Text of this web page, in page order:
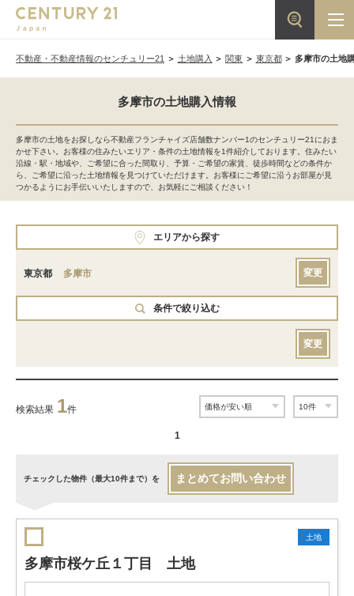
不動産・不動産情報のセンチュリー21 土地購入 関東 東京都 多摩市の土地
多摩市の土地購入情報
多摩市の土地をお探しなら不動産フランチャイズ店舗数ナンバー1のセンチュリー21におま
かせ下さい。お客様の住みたいエリア・条件の土地情報を1件紹介しております。住みたい
沿線・駅・地域や、ご希望に合った間取り、予算・ご希望の家賃、徒歩時間などの条件か
ら、ご希望に沿った土地情報を見つけていただけます。お客様にご希望に沿うお部屋が見
つかるようにお手伝いいたしますので、お気軽にご相談ください！
エリアから探す
東京都 多摩市 変更
条件で絞り込む
変更
検索結果 1件
1
チェックした物件（最大10件まで）を まとめてお問い合わせ
土地
多摩市桜ケ丘１丁目 土地